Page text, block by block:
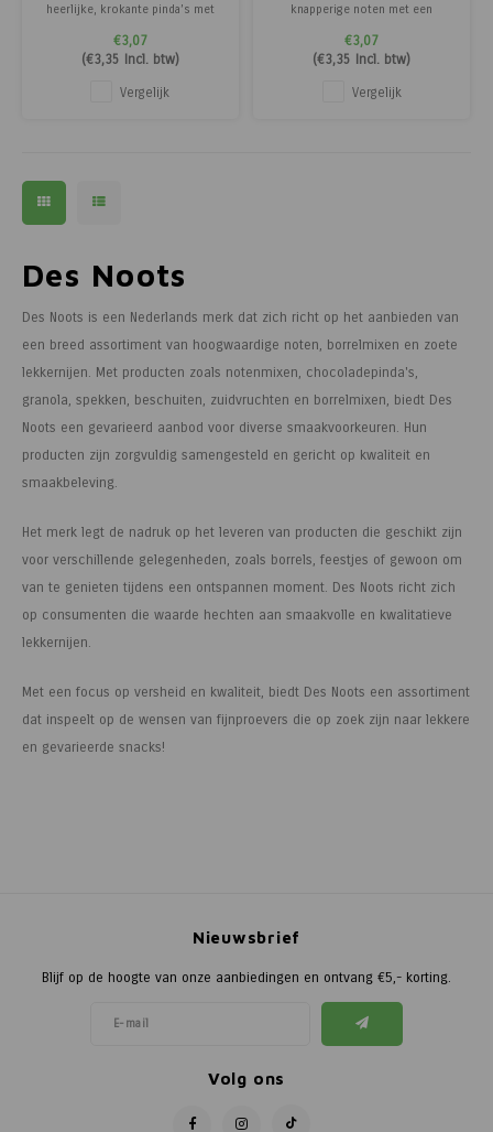
heerlijke, krokante pinda’s met
onweerstaanbare snack
combineert de romige smaak van
pinda’s met een knapperige
suikercoating, waardoor iedere
€3,07
(€3,35 Incl. btw)
Vergelijk
knapperige noten met een
Deze smaakvolle mix combineert
een volle, hartige chili-kruiding
met de natuurlijke rijkdom van
geroosterde noten. Perfect voor
€3,07
(€3,35 Incl. btw)
Vergelijk
Des Noots
Des Noots is een Nederlands merk dat zich richt op het aanbieden van
een breed assortiment van hoogwaardige noten, borrelmixen en zoete
lekkernijen. Met producten zoals notenmixen, chocoladepinda's,
granola, spekken, beschuiten, zuidvruchten en borrelmixen, biedt Des
Noots een gevarieerd aanbod voor diverse smaakvoorkeuren. Hun
producten zijn zorgvuldig samengesteld en gericht op kwaliteit en
smaakbeleving.
Het merk legt de nadruk op het leveren van producten die geschikt zijn
voor verschillende gelegenheden, zoals borrels, feestjes of gewoon om
van te genieten tijdens een ontspannen moment. Des Noots richt zich
op consumenten die waarde hechten aan smaakvolle en kwalitatieve
lekkernijen.
Met een focus op versheid en kwaliteit, biedt Des Noots een assortiment
dat inspeelt op de wensen van fijnproevers die op zoek zijn naar lekkere
en gevarieerde snacks!
Nieuwsbrief
Blijf op de hoogte van onze aanbiedingen en ontvang €5,- korting.
Volg ons